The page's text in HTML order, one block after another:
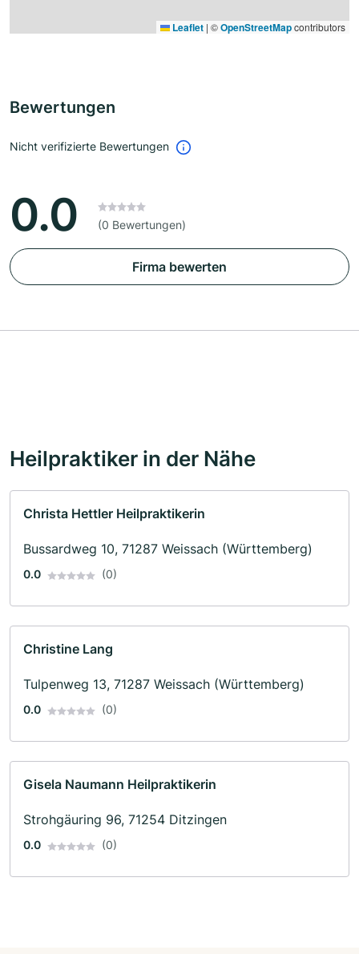
Leaflet | ©OpenStreetMapcontributors
Bewertungen
Nicht verifizierte Bewertungen
0.0 (0 Bewertungen)
Firma bewerten
Heilpraktiker in der Nähe
Christa Hettler Heilpraktikerin
Bussardweg 10, 71287 Weissach (Württemberg)
0.0 (0)
Christine Lang
Tulpenweg 13, 71287 Weissach (Württemberg)
0.0 (0)
Gisela Naumann Heilpraktikerin
Strohgäuring 96, 71254 Ditzingen
0.0 (0)